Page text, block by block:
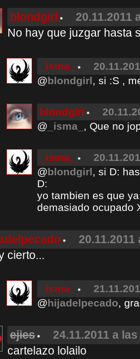
blondgirl
20.11.2011
No hay que juzgar hasta
_isma_
@blondgirl, si :S ,
blondgirl
@ _isma_ , Que no
_isma_
@blondgirl, si D:
D:
yo tambien es que
demasiado ocupado
cierto...
_isma_
@hijadelpecado,
ejies
24.11.2011 a
cartelazo lolailo